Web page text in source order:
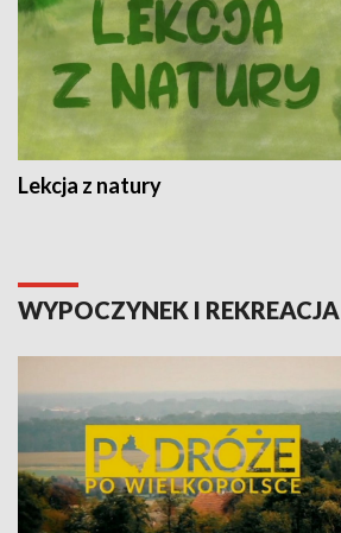
Lekcja z natury
WYPOCZYNEK I REKREACJA